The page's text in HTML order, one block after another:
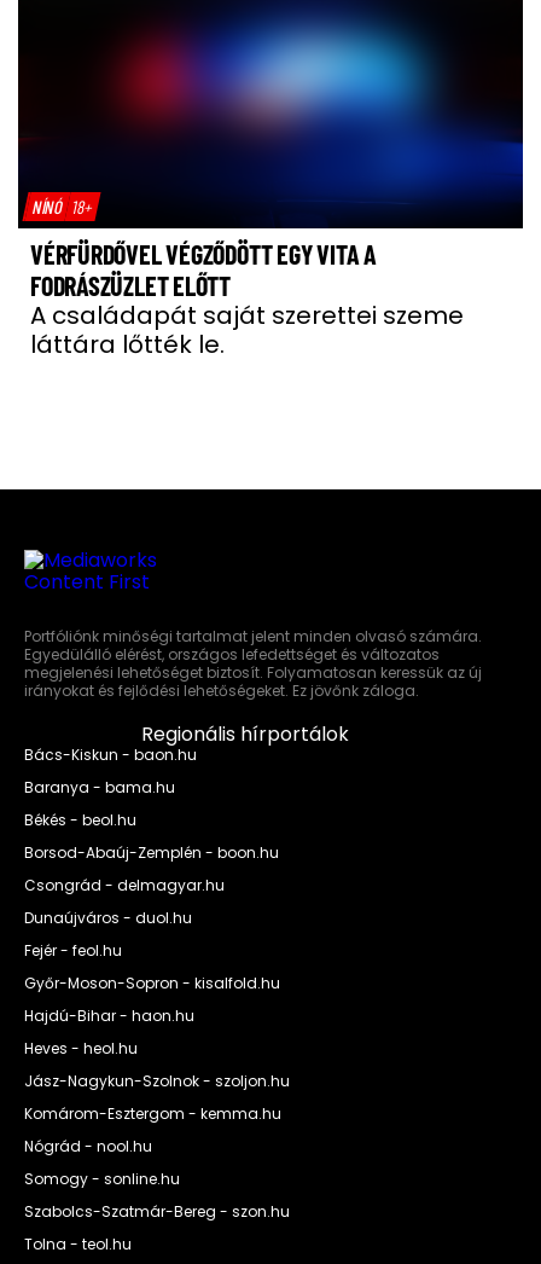
NÍNÓ 18+
VÉRFÜRDŐVEL VÉGZŐDÖTT EGY VITA A
FODRÁSZÜZLET ELŐTT
A családapát saját szerettei szeme
láttára lőtték le.
Portfóliónk minőségi tartalmat jelent minden olvasó számára.
Egyedülálló elérést, országos lefedettséget és változatos
megjelenési lehetőséget biztosít. Folyamatosan keressük az új
irányokat és fejlődési lehetőségeket. Ez jövőnk záloga.
Regionális hírportálok
Bács-Kiskun - baon.hu
Baranya - bama.hu
Békés - beol.hu
Borsod-Abaúj-Zemplén - boon.hu
Csongrád - delmagyar.hu
Dunaújváros - duol.hu
Fejér - feol.hu
Győr-Moson-Sopron - kisalfold.hu
Hajdú-Bihar - haon.hu
Heves - heol.hu
Jász-Nagykun-Szolnok - szoljon.hu
Komárom-Esztergom - kemma.hu
Nógrád - nool.hu
Somogy - sonline.hu
Szabolcs-Szatmár-Bereg - szon.hu
Tolna - teol.hu